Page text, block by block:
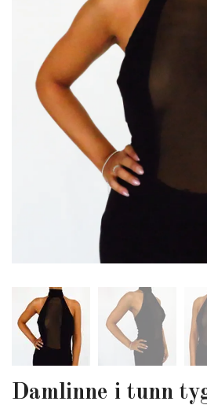
Damlinne i tunn